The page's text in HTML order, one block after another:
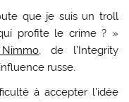
que je suis un troll
profite le crime ? »
, de l’Integrity
russe.
à accepter l’idée